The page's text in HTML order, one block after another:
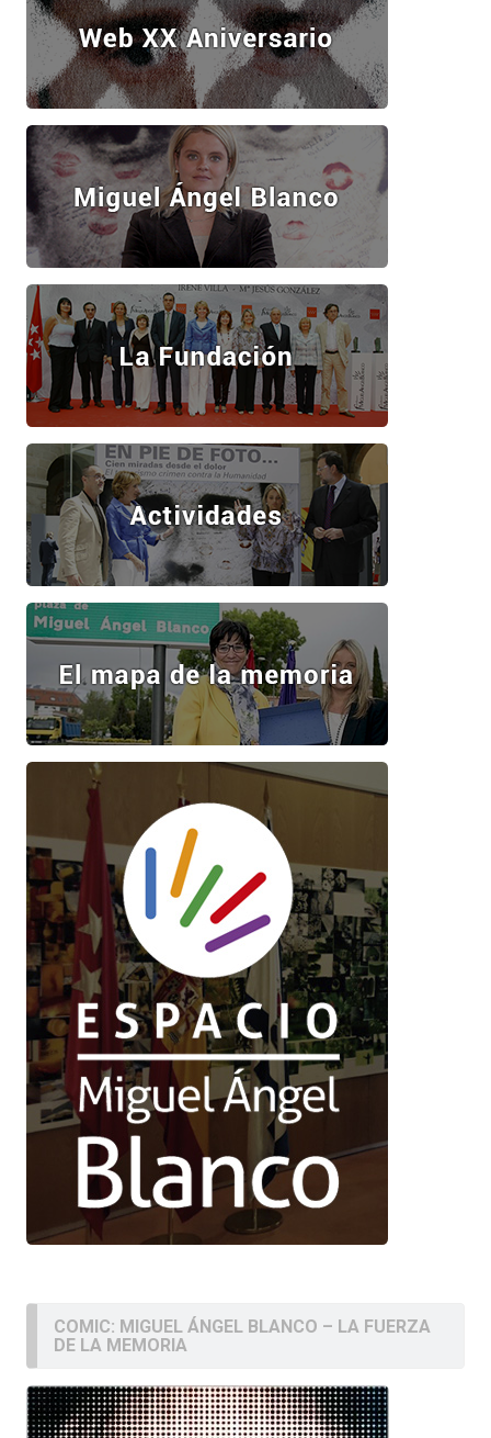
COMIC: MIGUEL ÁNGEL BLANCO – LA FUERZA
DE LA MEMORIA